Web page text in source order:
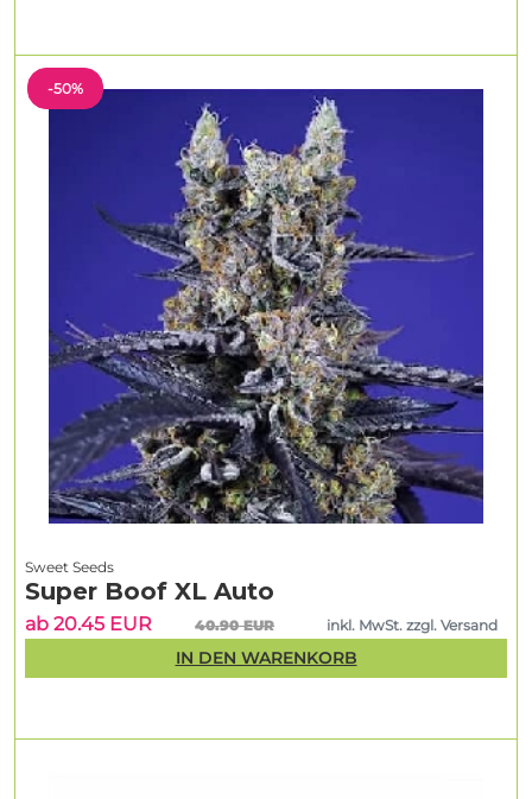
-50%
Sweet Seeds
Super Boof XL Auto
ab 20.45 EUR 40.90 EUR inkl. MwSt. zzgl. Versand
IN DEN WARENKORB